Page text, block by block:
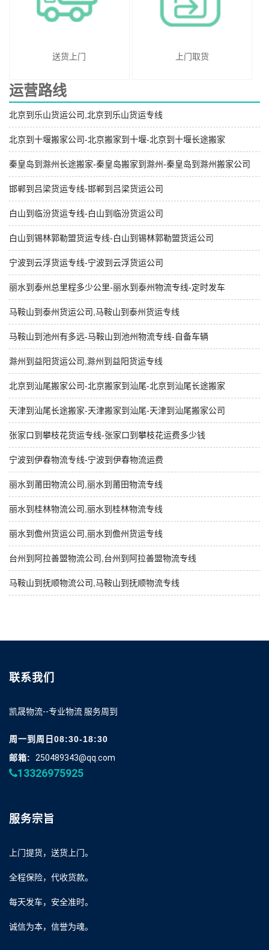
送货上门 上门取货
运营路线
北京到乐山货运公司,北京到乐山货运专线
北京到十堰搬家公司-北京搬家到十堰-北京到十堰长途搬家
秦皇岛到滁州长途搬家-秦皇岛搬家到滁州-秦皇岛到滁州搬家公司
邯郸到吕梁货运专线-邯郸到吕梁货运公司
白山到临汾货运专线-白山到临汾货运公司
白山到锡林郭勒盟货运专线-白山到锡林郭勒盟货运公司
宁波到云浮货运专线-宁波到云浮货运公司
丽水到泰州总里程多少公里-丽水到泰州物流专线-定时发车
马鞍山到泰州货运公司,马鞍山到泰州货运专线
马鞍山到池州有多远-马鞍山到池州物流专线-自备车辆
滁州到益阳货运公司,滁州到益阳货运专线
北京到汕尾搬家公司-北京搬家到汕尾-北京到汕尾长途搬家
天津到汕尾长途搬家-天津搬家到汕尾-天津到汕尾搬家公司
张家口到攀枝花货运专线-张家口到攀枝花运费多少钱
宁波到伊春物流专线-宁波到伊春物流运费
丽水到莆田物流公司,丽水到莆田物流专线
丽水到桂林物流公司,丽水到桂林物流专线
丽水到儋州货运公司,丽水到儋州货运专线
台州到阿拉善盟物流公司,台州到阿拉善盟物流专线
马鞍山到抚顺物流公司,马鞍山到抚顺物流专线
联系我们
凯晟物流--专业物流 服务周到
周一到周日08:30-18:30
邮箱:
250489343@qq.com
13326975925
服务宗旨
上门提货，送货上门。
全程保险，代收货款。
每天发车，安全准时。
诚信为本，信誉为魂。